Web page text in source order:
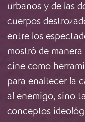
urbanos y de las
cuerpos
entre los
mostró de
cine como
para enaltecer la
al enemigo, sino
conceptos